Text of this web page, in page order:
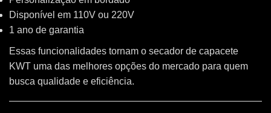
Disponível em 110V ou 220V
1 ano de garantia
Essas funcionalidades tornam o secador de capacete
KWT uma das melhores opções do mercado para quem
busca qualidade e eficiência.